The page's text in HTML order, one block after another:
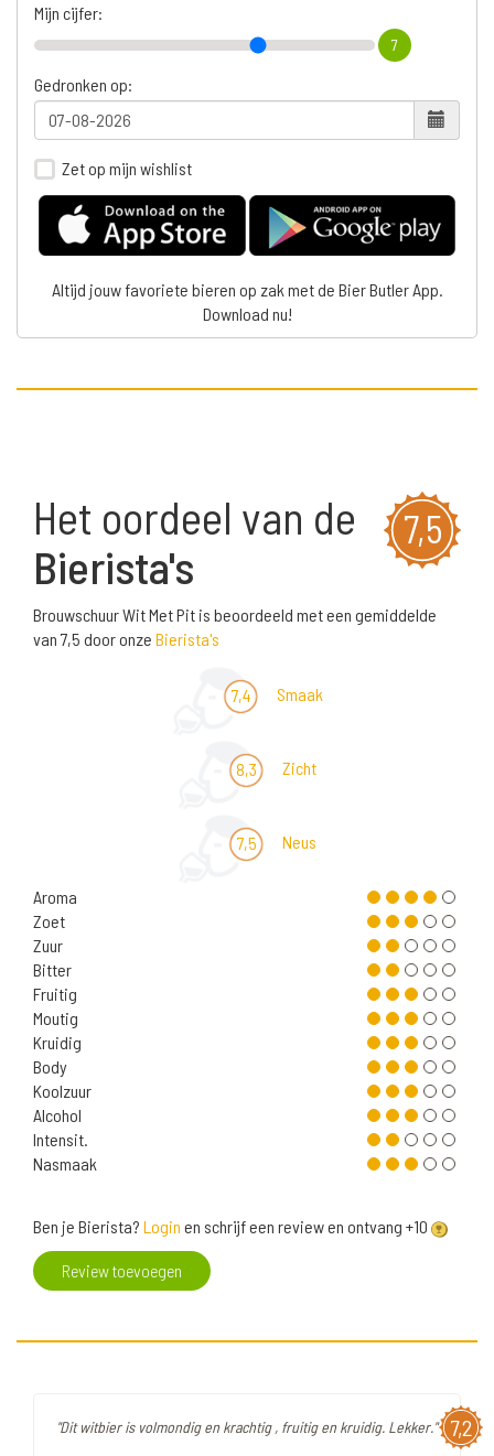
Mijn cijfer:
7
Gedronken op:
Zet op mijn wishlist
Altijd jouw favoriete bieren op zak met de Bier Butler App.
Download nu!
7,5
Het oordeel van de
Bierista's
Brouwschuur Wit Met Pit is beoordeeld met een gemiddelde
van 7,5 door onze Bierista's
7,4 Smaak
8,3 Zicht
7,5 Neus
Aroma
Zoet
Zuur
Bitter
Fruitig
Moutig
Kruidig
Body
Koolzuur
Alcohol
Intensit.
Nasmaak
Ben je Bierista? Login en schrijf een review en ontvang +10
Review toevoegen
7,2
"Dit witbier is volmondig en krachtig , fruitig en kruidig. Lekker."